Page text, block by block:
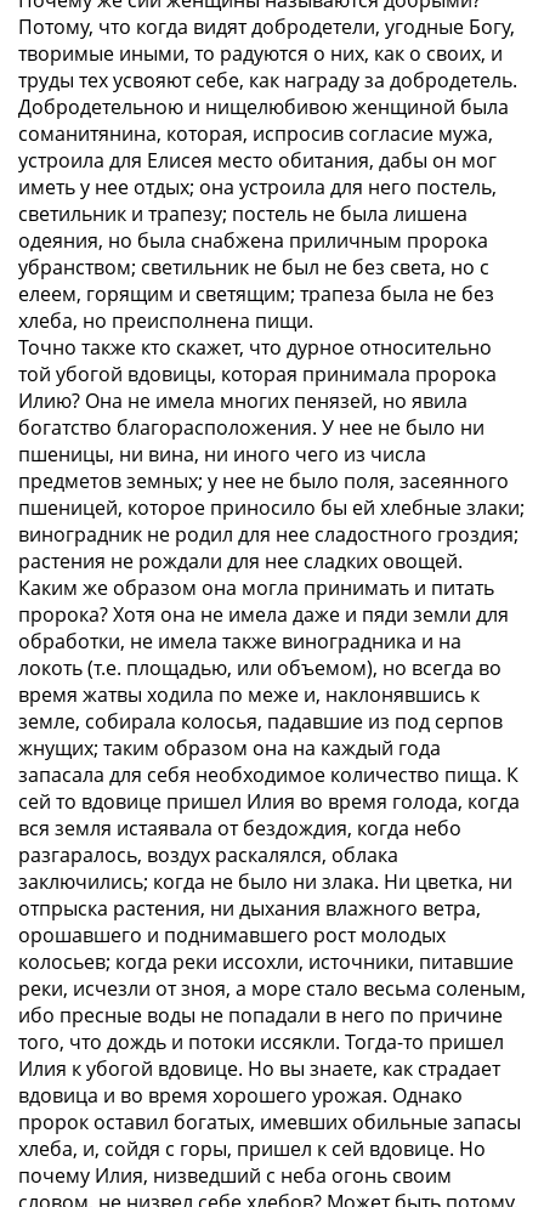
Потому, что когда видят добродетели, угодные Богу,
творимые иными, то радуются о них, как о своих, и
труды тех усвояют себе, как награду за добродетель.
Добродетельною и нищелюбивою женщиной была
соманитянина, которая, испросив согласие мужа,
устроила для Елисея место обитания, дабы он мог
иметь у нее отдых; она устроила для него постель,
светильник и трапезу; постель не была лишена
одеяния, но была снабжена приличным пророка
убранством; светильник не был не без света, но с
елеем, горящим и светящим; трапеза была не без
хлеба, но преисполнена пищи.
Точно также кто скажет, что дурное относительно
той убогой вдовицы, которая принимала пророка
Илию? Она не имела многих пенязей, но явила
богатство благорасположения. У нее не было ни
пшеницы, ни вина, ни иного чего из числа
предметов земных; у нее не было поля, засеянного
пшеницей, которое приносило бы ей хлебные злаки;
виноградник не родил для нее сладостного гроздия;
растения не рождали для нее сладких овощей.
Каким же образом она могла принимать и питать
пророка? Хотя она не имела даже и пяди земли для
обработки, не имела также виноградника и на
локоть (т.е. площадью, или объемом), но всегда во
время жатвы ходила по меже и, наклонявшись к
земле, собирала колосья, падавшие из под серпов
жнущих; таким образом она на каждый года
запасала для себя необходимое количество пища. К
сей то вдовице пришел Илия во время голода, когда
вся земля истаявала от бездождия, когда небо
разгаралось, воздух раскалялся, облака
заключились; когда не было ни злака. Ни цветка, ни
отпрыска растения, ни дыхания влажного ветра,
орошавшего и поднимавшего рост молодых
колосьев; когда реки иссохли, источники, питавшие
реки, исчезли от зноя, а море стало весьма соленым,
ибо пресные воды не попадали в него по причине
того, что дождь и потоки иссякли. Тогда-то пришел
Илия к убогой вдовице. Но вы знаете, как страдает
вдовица и во время хорошего урожая. Однако
пророк оставил богатых, имевших обильные запасы
хлеба, и, сойдя с горы, пришел к сей вдовице. Но
почему Илия, низведший с неба огонь своим